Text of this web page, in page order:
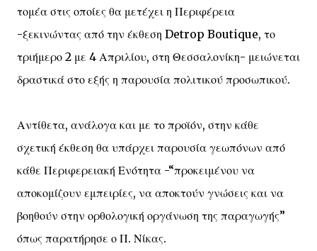
τομέα στις οποίες θα μετέχει η Περιφέρεια
-ξεκινώντας από την έκθεση Detrop Boutique, το
τριήμερο 2 με 4 Απριλίου, στη Θεσσαλονίκη- μειώνεται
δραστικά στο εξής η παρουσία πολιτικού προσωπικού.
Αντίθετα, ανάλογα και με το προϊόν, στην κάθε
σχετική έκθεση θα υπάρχει παρουσία γεωπόνων από
κάθε Περιφερειακή Ενότητα -“προκειμένου να
αποκομίζουν εμπειρίες, να αποκτούν γνώσεις και να
βοηθούν στην ορθολογική οργάνωση της παραγωγής”
όπως παρατήρησε ο Π. Νίκας.